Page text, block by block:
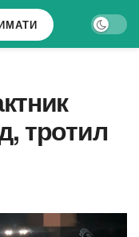
тротил